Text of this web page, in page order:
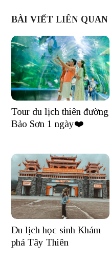
BÀI VIẾT LIÊN QUAN
Tour du lịch thiên đường
Bảo Sơn 1 ngày❤️
Du lịch học sinh Khám
phá Tây Thiên